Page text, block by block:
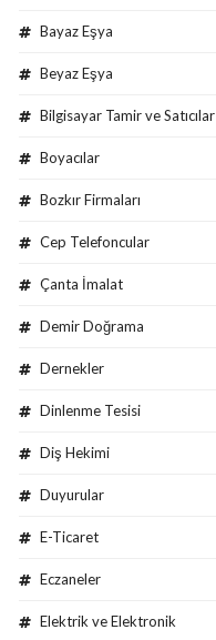
Bayaz Eşya
Beyaz Eşya
Bilgisayar Tamir ve Satıcılar
Boyacılar
Bozkır Firmaları
Cep Telefoncular
Çanta İmalat
Demir Doğrama
Dernekler
Dinlenme Tesisi
Diş Hekimi
Duyurular
E-Ticaret
Eczaneler
Elektrik ve Elektronik